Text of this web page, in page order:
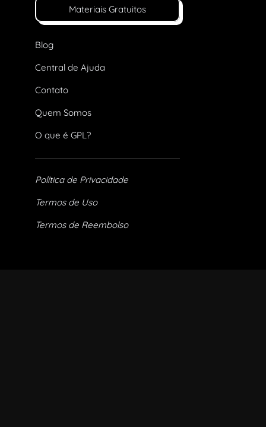
Materiais Gratuitos
Blog
Central de Ajuda
Contato
Quem Somos
O que é GPL?
Política de Privacidade
Termos de Uso
Termos de Reembolso